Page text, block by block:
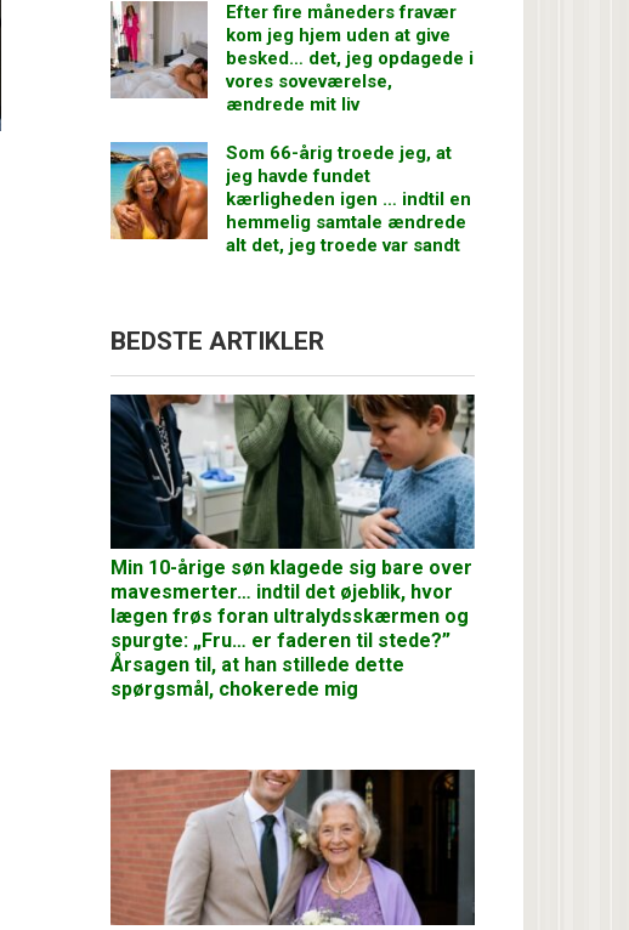
Efter fire måneders fravær
kom jeg hjem uden at give
besked… det, jeg opdagede i
vores soveværelse,
ændrede mit liv
Som 66-årig troede jeg, at
jeg havde fundet
kærligheden igen … indtil en
hemmelig samtale ændrede
alt det, jeg troede var sandt
BEDSTE ARTIKLER
Min 10-årige søn klagede sig bare over
mavesmerter… indtil det øjeblik, hvor
lægen frøs foran ultralydsskærmen og
spurgte: „Fru… er faderen til stede?”
Årsagen til, at han stillede dette
spørgsmål, chokerede mig